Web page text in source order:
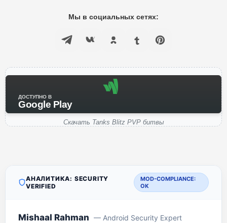
Мы в социальных сетях:
ДОСТУПНО В
Google Play
Скачать Tanks Blitz PVP битвы
АНАЛИТИКА: SECURITY
VERIFIED
MOD-COMPLIANCE:
OK
Mishaal Rahman — Android Security Expert